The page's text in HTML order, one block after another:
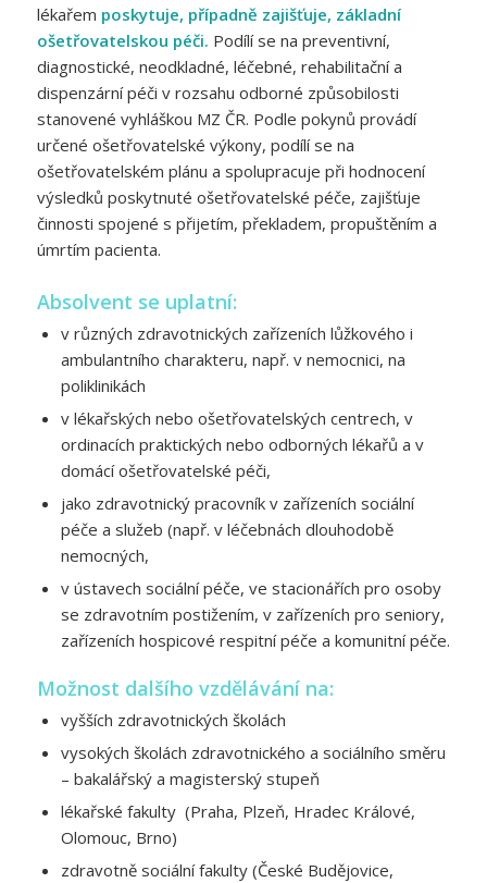
lékařem poskytuje, případně zajišťuje, základní
ošetřovatelskou péči. Podílí se na preventivní,
diagnostické, neodkladné, léčebné, rehabilitační a
dispenzární péči v rozsahu odborné způsobilosti
stanovené vyhláškou MZ ČR. Podle pokynů provádí
určené ošetřovatelské výkony, podílí se na
ošetřovatelském plánu a spolupracuje při hodnocení
výsledků poskytnuté ošetřovatelské péče, zajišťuje
činnosti spojené s přijetím, překladem, propuštěním a
úmrtím pacienta.
Absolvent se uplatní:
v různých zdravotnických zařízeních lůžkového i
ambulantního charakteru, např. v nemocnici, na
poliklinikách
v lékařských nebo ošetřovatelských centrech, v
ordinacích praktických nebo odborných lékařů a v
domácí ošetřovatelské péči,
jako zdravotnický pracovník v zařízeních sociální
péče a služeb (např. v léčebnách dlouhodobě
nemocných,
v ústavech sociální péče, ve stacionářích pro osoby
se zdravotním postižením, v zařízeních pro seniory,
zařízeních hospicové respitní péče a komunitní péče.
Možnost dalšího vzdělávání na:
vyšších zdravotnických školách
vysokých školách zdravotnického a sociálního směru
– bakalářský a magisterský stupeň
lékařské fakulty (Praha, Plzeň, Hradec Králové,
Olomouc, Brno)
zdravotně sociální fakulty (České Budějovice,